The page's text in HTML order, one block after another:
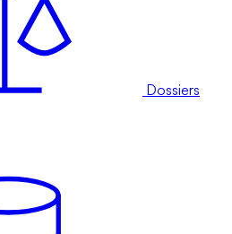
Dossiers